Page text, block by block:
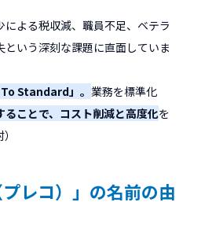
よる税収減、職員不足、ベテラ
という深刻な課題に直面していま
To Standard」。業務を標準化
ることで、コスト削減と高度化を
レコ）」の名前の由